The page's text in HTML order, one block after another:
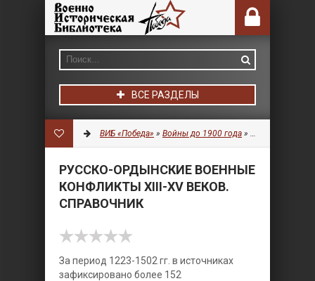
ВСЕ РАЗДЕЛЫ
ВИБ «Победа» » Войны до 1900 года » История
РУССКО-ОРДЫНСКИЕ ВОЕННЫЕ
КОНФЛИКТЫ XIII-XV ВЕКОВ.
СПРАВОЧНИК
За период 1223-1502 гг. в источниках
зафиксировано более 152